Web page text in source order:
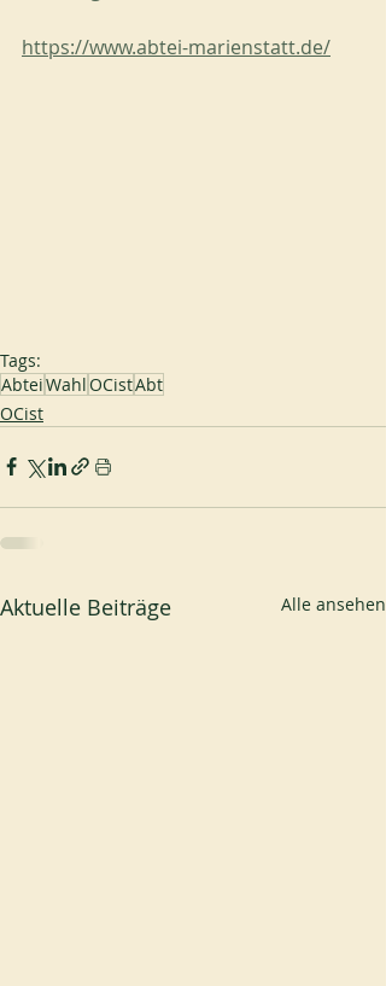
https://www.abtei-marienstatt.de/
Tags:
AbteiWahlOCistAbt
OCist
Aktuelle Beiträge Alle ansehen